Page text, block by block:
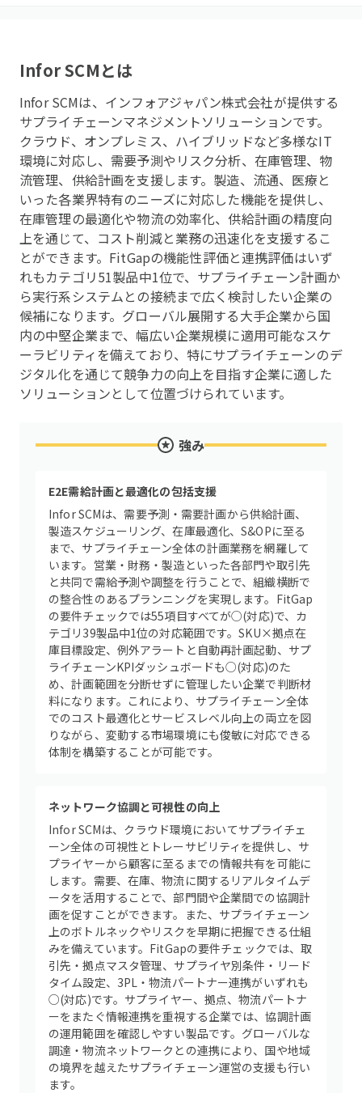
Infor SCMとは
Infor SCMは、インフォアジャパン株式会社が提供する
サプライチェーンマネジメントソリューションです。
クラウド、オンプレミス、ハイブリッドなど多様なIT
環境に対応し、需要予測やリスク分析、在庫管理、物
流管理、供給計画を支援します。製造、流通、医療と
いった各業界特有のニーズに対応した機能を提供し、
在庫管理の最適化や物流の効率化、供給計画の精度向
上を通じて、コスト削減と業務の迅速化を支援するこ
とができます。FitGapの機能性評価と連携評価はいず
れもカテゴリ51製品中1位で、サプライチェーン計画か
ら実行系システムとの接続まで広く検討したい企業の
候補になります。グローバル展開する大手企業から国
内の中堅企業まで、幅広い企業規模に適用可能なスケ
ーラビリティを備えており、特にサプライチェーンのデ
ジタル化を通じて競争力の向上を目指す企業に適した
ソリューションとして位置づけられています。
強み
E2E需給計画と最適化の包括支援
Infor SCMは、需要予測・需要計画から供給計画、
製造スケジューリング、在庫最適化、S&OPに至る
まで、サプライチェーン全体の計画業務を網羅して
います。営業・財務・製造といった各部門や取引先
と共同で需給予測や調整を行うことで、組織横断で
の整合性のあるプランニングを実現します。FitGap
の要件チェックでは55項目すべてが○(対応)で、カ
テゴリ39製品中1位の対応範囲です。SKU×拠点在
庫目標設定、例外アラートと自動再計画起動、サプ
ライチェーンKPIダッシュボードも○(対応)のた
め、計画範囲を分断せずに管理したい企業で判断材
料になります。これにより、サプライチェーン全体
でのコスト最適化とサービスレベル向上の両立を図
りながら、変動する市場環境にも俊敏に対応できる
体制を構築することが可能です。
ネットワーク協調と可視性の向上
Infor SCMは、クラウド環境においてサプライチェ
ーン全体の可視性とトレーサビリティを提供し、サ
プライヤーから顧客に至るまでの情報共有を可能に
します。需要、在庫、物流に関するリアルタイムデ
ータを活用することで、部門間や企業間での協調計
画を促すことができます。また、サプライチェーン
上のボトルネックやリスクを早期に把握できる仕組
みを備えています。FitGapの要件チェックでは、取
引先・拠点マスタ管理、サプライヤ別条件・リード
タイム設定、3PL・物流パートナー連携がいずれも
○(対応)です。サプライヤー、拠点、物流パートナ
ーをまたぐ情報連携を重視する企業では、協調計画
の運用範囲を確認しやすい製品です。グローバルな
調達・物流ネットワークとの連携により、国や地域
の境界を越えたサプライチェーン運営の支援も行い
ます。